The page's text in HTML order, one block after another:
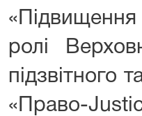
ролі
підзвітного
«Право-